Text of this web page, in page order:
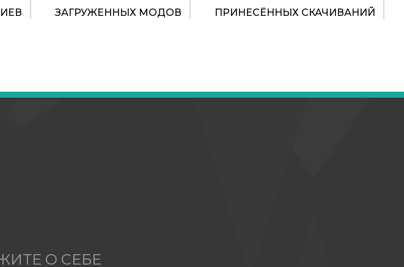
ЗАГРУЖЕННЫХ МОДОВ ПРИНЕСЁННЫХ СКАЧИВАНИЙ
О СЕБЕ